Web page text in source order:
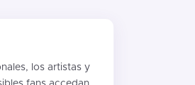
los artistas y